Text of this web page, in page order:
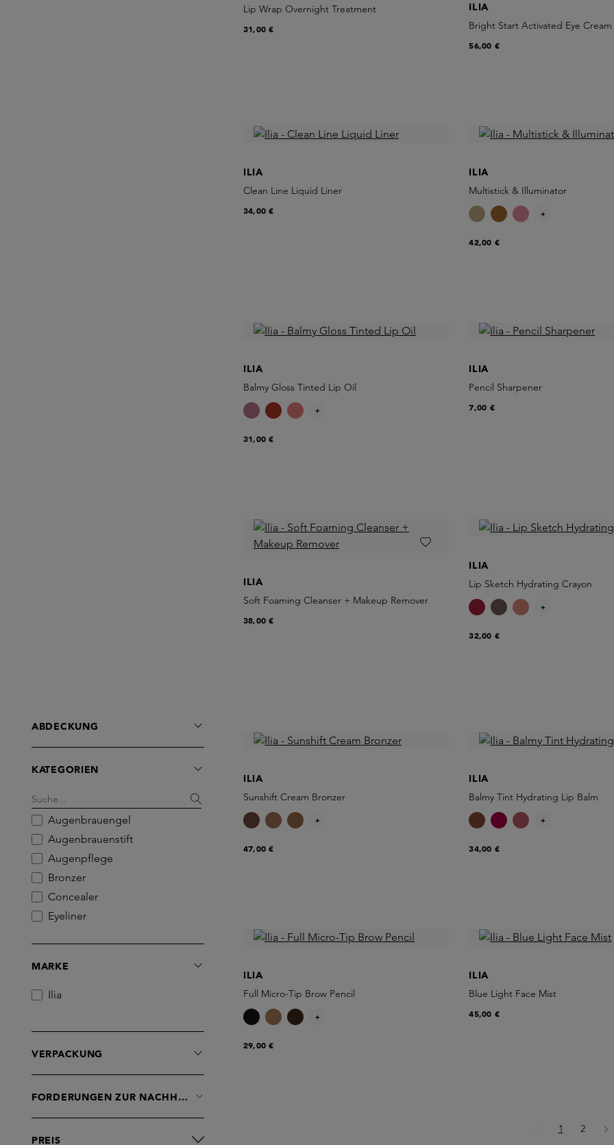
ABDECKUNG
KATEGORIEN
Augenbrauengel
Augenbrauenstift
Augenpflege
Bronzer
Concealer
Eyeliner
Gesichtsreiniger
Gesichtsspray
Highlighter
Lidschatten
MARKE
Ilia
VERPACKUNG
FORDERUNGEN ZUR NACHHALTIGKEIT
PREIS
Lip Wrap Overnight Treatment
31,00 €
ILIA
Bright Start Activated Eye Cream
56,00 €
ILIA
Clean Line Liquid Liner
34,00 €
ILIA
Multistick & Illuminator
42,00 €
+
ILIA
Balmy Gloss Tinted Lip Oil
31,00 €
+
ILIA
Pencil Sharpener
7,00 €
ILIA
Soft Foaming Cleanser + Makeup Remover
38,00 €
ILIA
Lip Sketch Hydrating Crayon
32,00 €
+
ILIA
Sunshift Cream Bronzer
47,00 €
+
ILIA
Balmy Tint Hydrating Lip Balm
34,00 €
+
ILIA
Full Micro-Tip Brow Pencil
29,00 €
+
ILIA
Blue Light Face Mist
45,00 €
Seite
1 Seite
2